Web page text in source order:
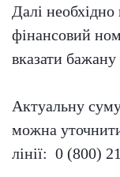
Далі
фінансовий
вказати
Актуальну
можна
лінії: 0 (800)